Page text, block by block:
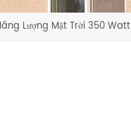
Lượng Mặt Trời 350 Watt